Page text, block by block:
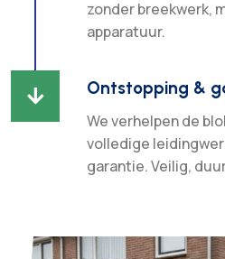
zonder breekwerk,
apparatuur.
 Ontstopping &
We verhelpen de
volledige
garantie. Veilig,